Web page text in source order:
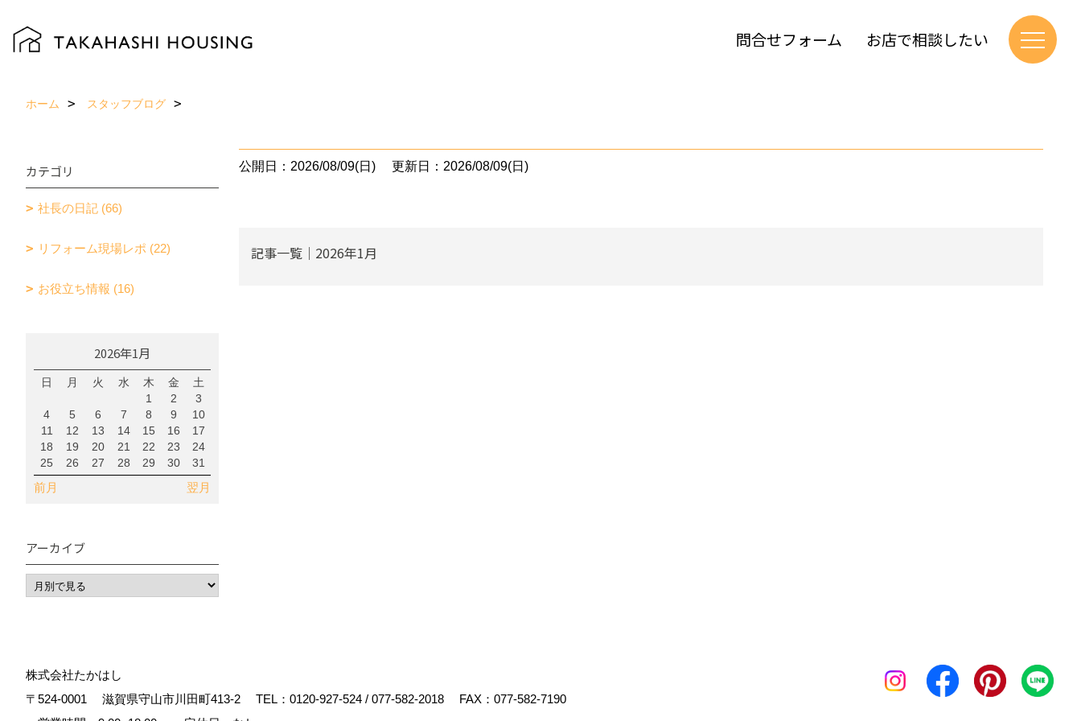
問合せフォーム お店で相談したい
ホーム スタッフブログ
公開日：2026/08/09(日) 更新日：2026/08/09(日)
記事一覧｜2026年1月
カテゴリ
社長の日記 (66)
リフォーム現場レポ (22)
お役立ち情報 (16)
2026年1月
日 月 火 水 木 金
土
1
2
3
4
5 6 7 8 9
10
11
12 13 14 15 16
17
18
19 20 21 22 23
24
25
26 27 28 29 30 31
前月 翌月
アーカイブ
株式会社たかはし
〒524-0001
滋賀県守山市川田町413-2 TEL： 0120-927-524 / 077-582-2018
FAX：077-582-7190